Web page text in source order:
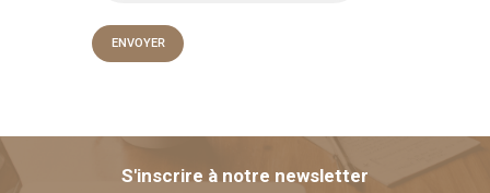
S'inscrire à notre newsletter